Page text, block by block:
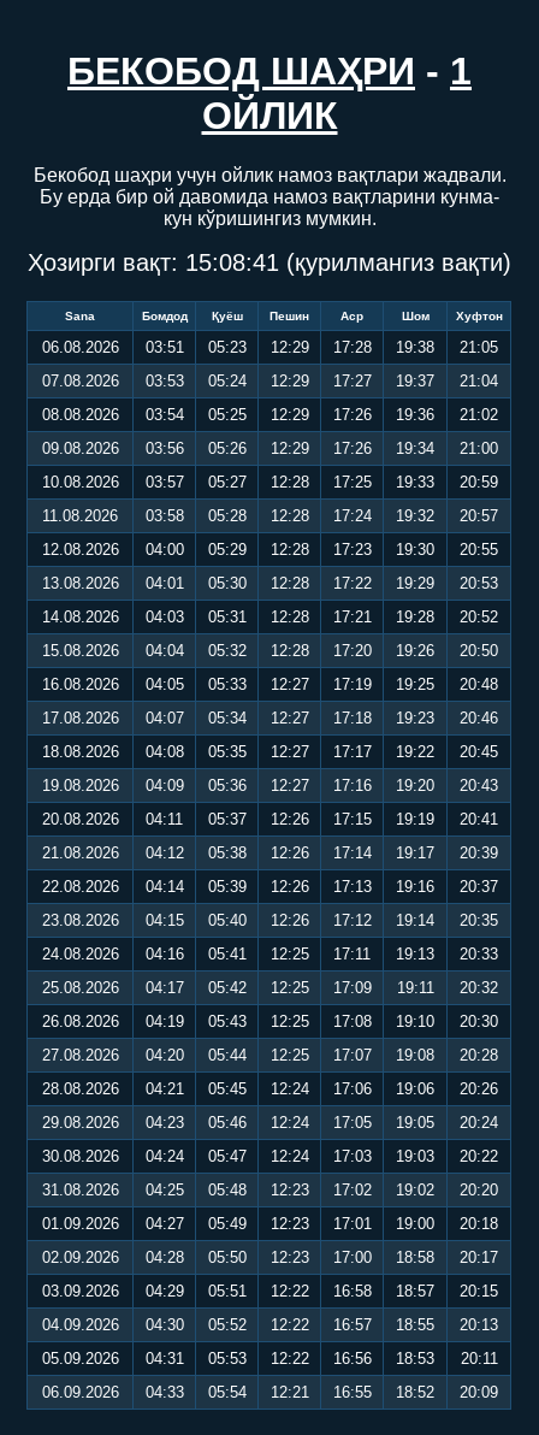
БЕКОБОД ШАҲРИ - 1
ОЙЛИК
Бекобод шаҳри учун ойлик намоз вақтлари жадвали.
Бу ерда бир ой давомида намоз вақтларини кунма-
кун кўришингиз мумкин.
Ҳозирги вақт: 15:08:41 (қурилмангиз вақти)
Sana Бомдод Қуёш Пешин Аср Шом Хуфтон
06.08.2026 03:51 05:23 12:29 17:28 19:38
21:05
07.08.2026
03:53 05:24 12:29 17:27 19:37
21:04
08.08.2026
03:54 05:25 12:29 17:26 19:36
21:02
09.08.2026
03:56 05:26 12:29 17:26 19:34
21:00
10.08.2026
03:57 05:27 12:28 17:25 19:33
20:59
11.08.2026
03:58 05:28 12:28 17:24 19:32
20:57
12.08.2026
04:00 05:29 12:28 17:23 19:30
20:55
13.08.2026
04:01 05:30 12:28 17:22 19:29
20:53
14.08.2026
04:03 05:31 12:28 17:21 19:28
20:52
15.08.2026
04:04 05:32 12:28 17:20 19:26
20:50
16.08.2026
04:05 05:33 12:27 17:19 19:25
20:48
17.08.2026
04:07 05:34 12:27 17:18 19:23
20:46
18.08.2026
04:08 05:35 12:27 17:17 19:22
20:45
19.08.2026
04:09 05:36 12:27 17:16 19:20
20:43
20.08.2026
04:11 05:37 12:26 17:15 19:19
20:41
21.08.2026
04:12 05:38 12:26 17:14 19:17
20:39
22.08.2026
04:14 05:39 12:26 17:13 19:16
20:37
23.08.2026
04:15 05:40 12:26 17:12 19:14
20:35
24.08.2026
04:16 05:41 12:25 17:11 19:13
20:33
25.08.2026
04:17 05:42 12:25 17:09 19:11
20:32
26.08.2026
04:19 05:43 12:25 17:08 19:10
20:30
27.08.2026
04:20 05:44 12:25 17:07 19:08
20:28
28.08.2026
04:21 05:45 12:24 17:06 19:06
20:26
29.08.2026
04:23 05:46 12:24 17:05 19:05
20:24
30.08.2026
04:24 05:47 12:24 17:03 19:03
20:22
31.08.2026
04:25 05:48 12:23 17:02 19:02
20:20
01.09.2026
04:27 05:49 12:23 17:01 19:00
20:18
02.09.2026
04:28 05:50 12:23 17:00 18:58
20:17
03.09.2026
04:29 05:51 12:22 16:58 18:57
20:15
04.09.2026
04:30 05:52 12:22 16:57 18:55
20:13
05.09.2026
04:31 05:53 12:22 16:56 18:53
20:11
06.09.2026
04:33 05:54 12:21 16:55 18:52 20:09